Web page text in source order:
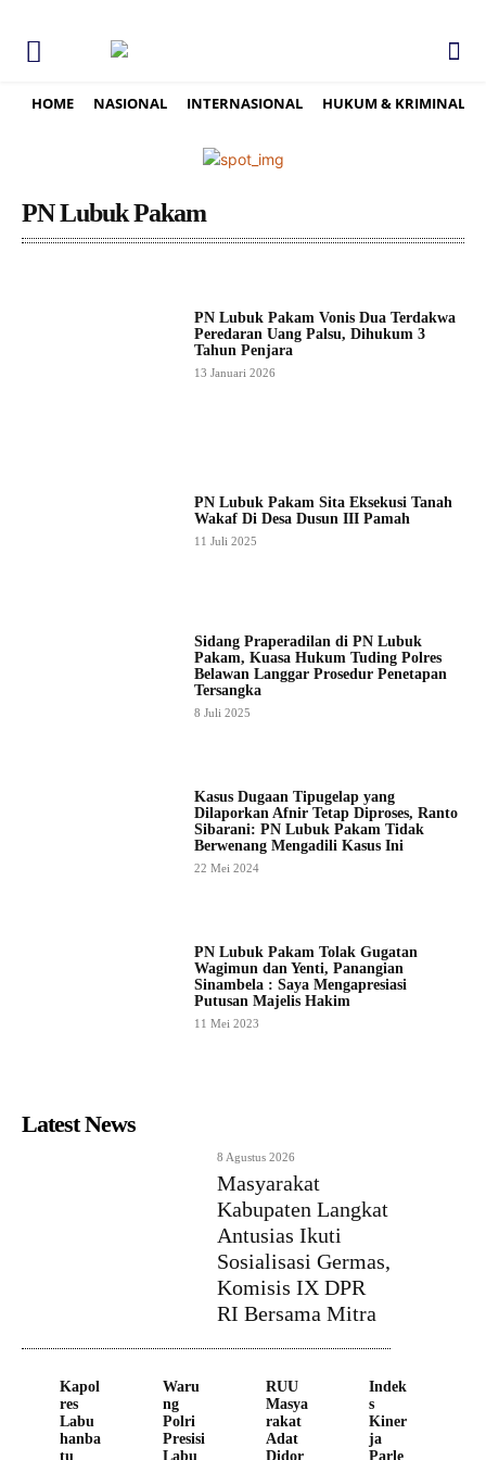
HOME NASIONAL INTERNASIONAL HUKUM & KRIMINAL
PN Lubuk Pakam
PN Lubuk Pakam Vonis Dua Terdakwa
Peredaran Uang Palsu, Dihukum 3
Tahun Penjara
13 Januari 2026
PN Lubuk Pakam Sita Eksekusi Tanah
Wakaf Di Desa Dusun III Pamah
11 Juli 2025
Sidang Praperadilan di PN Lubuk
Pakam, Kuasa Hukum Tuding Polres
Belawan Langgar Prosedur Penetapan
Tersangka
8 Juli 2025
Kasus Dugaan Tipugelap yang
Dilaporkan Afnir Tetap Diproses, Ranto
Sibarani: PN Lubuk Pakam Tidak
Berwenang Mengadili Kasus Ini
22 Mei 2024
PN Lubuk Pakam Tolak Gugatan
Wagimun dan Yenti, Panangian
Sinambela : Saya Mengapresiasi
Putusan Majelis Hakim
11 Mei 2023
Latest News
8 Agustus 2026
Masyarakat
Kabupaten Langkat
Antusias Ikuti
Sosialisasi Germas,
Komisis IX DPR
RI Bersama Mitra
Kapol
res
Labu
hanba
tu
Waru
ng
Polri
Presisi
Labu
RUU
Masya
rakat
Adat
Didor
Indek
s
Kiner
ja
Parle